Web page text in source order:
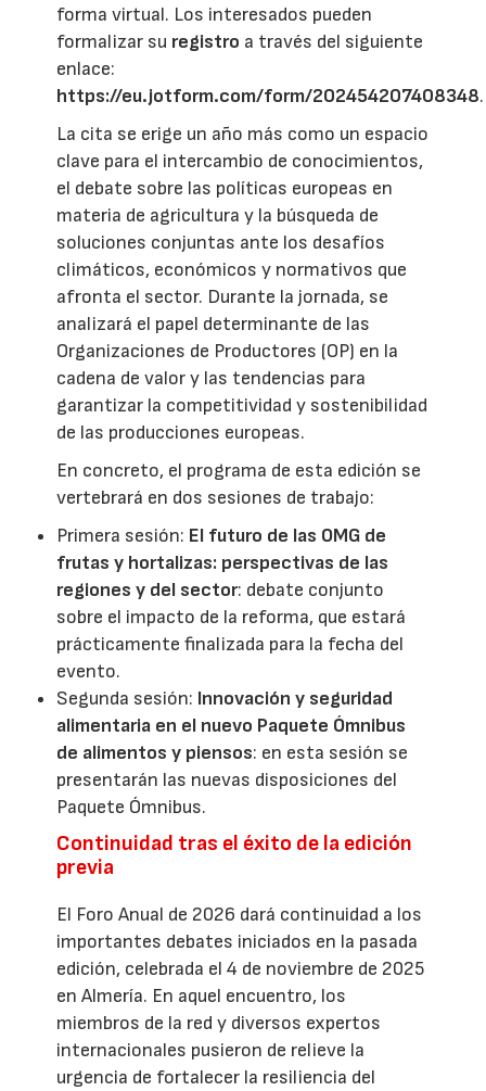
forma virtual. Los interesados pueden
formalizar su registro a través del siguiente
enlace:
https://eu.jotform.com/form/202454207408348.
La cita se erige un año más como un espacio
clave para el intercambio de conocimientos,
el debate sobre las políticas europeas en
materia de agricultura y la búsqueda de
soluciones conjuntas ante los desafíos
climáticos, económicos y normativos que
afronta el sector. Durante la jornada, se
analizará el papel determinante de las
Organizaciones de Productores (OP) en la
cadena de valor y las tendencias para
garantizar la competitividad y sostenibilidad
de las producciones europeas.
En concreto, el programa de esta edición se
vertebrará en dos sesiones de trabajo:
Primera sesión: El futuro de las OMG de
frutas y hortalizas: perspectivas de las
regiones y del sector: debate conjunto
sobre el impacto de la reforma, que estará
prácticamente finalizada para la fecha del
evento.
Segunda sesión: Innovación y seguridad
alimentaria en el nuevo Paquete Ómnibus
de alimentos y piensos: en esta sesión se
presentarán las nuevas disposiciones del
Paquete Ómnibus.
Continuidad tras el éxito de la edición
previa
El Foro Anual de 2026 dará continuidad a los
importantes debates iniciados en la pasada
edición, celebrada el 4 de noviembre de 2025
en Almería. En aquel encuentro, los
miembros de la red y diversos expertos
internacionales pusieron de relieve la
urgencia de fortalecer la resiliencia del